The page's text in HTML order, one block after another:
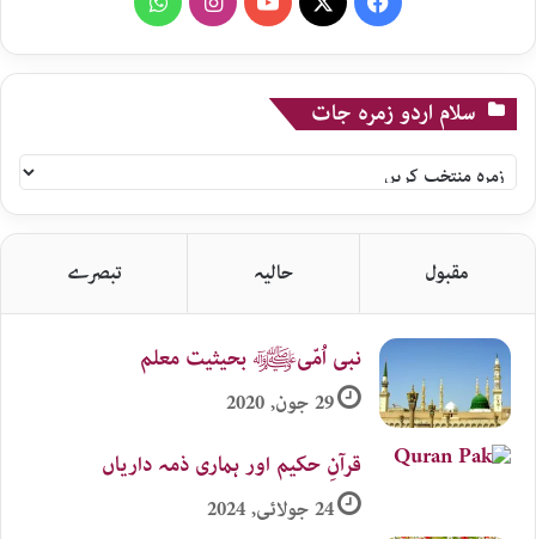
سلام اردو زمرہ جات
سلام
اردو
زمرہ
جات
مقبول حالیہ تبصرے
نبی اُمّیﷺ بحیثیت معلم
29 جون, 2020
قرآنِ حکیم اور ہماری ذمہ داریاں
24 جولائی, 2024